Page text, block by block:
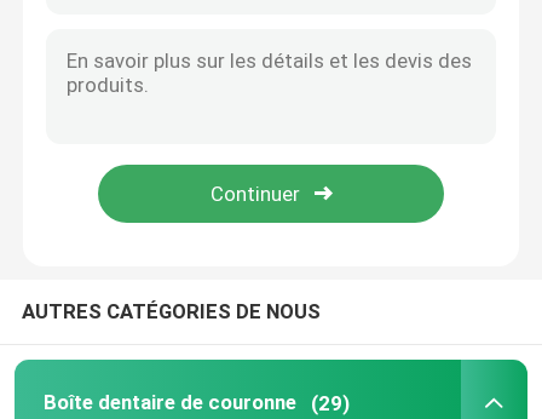
Au sujet de nous
AUTRES CATÉGORIES DE NOUS
Boîte dentaire de couronne (29)